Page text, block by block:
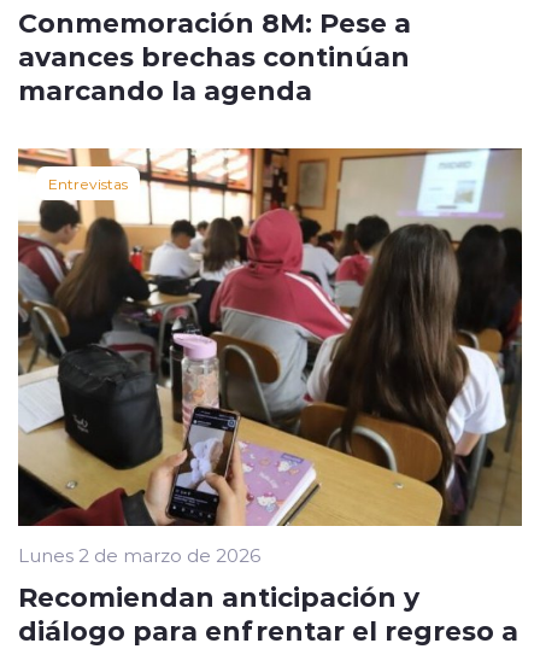
Conmemoración 8M: Pese a
avances brechas continúan
marcando la agenda
Entrevistas
Lunes 2 de marzo de 2026
Recomiendan anticipación y
diálogo para enfrentar el regreso a